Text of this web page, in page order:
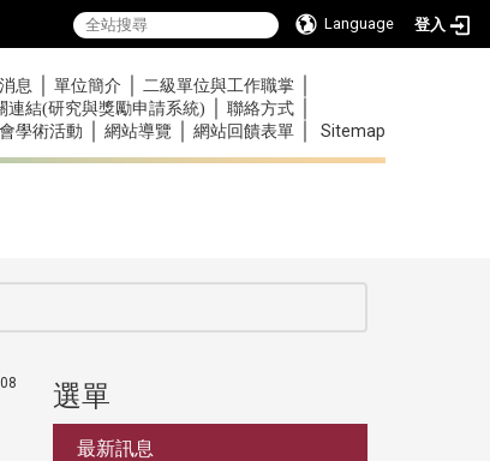
Language 登入
息 單位簡介 二級單位與工作職掌
連結(研究與獎勵申請系統) 聯絡方式
學術活動 網站導覽 網站回饋表單 Sitemap
選單
最新訊息